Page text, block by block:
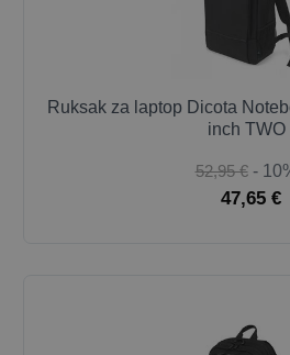
Ruksak za laptop Dicota
inch TWO
52,95 € -
47,65 €